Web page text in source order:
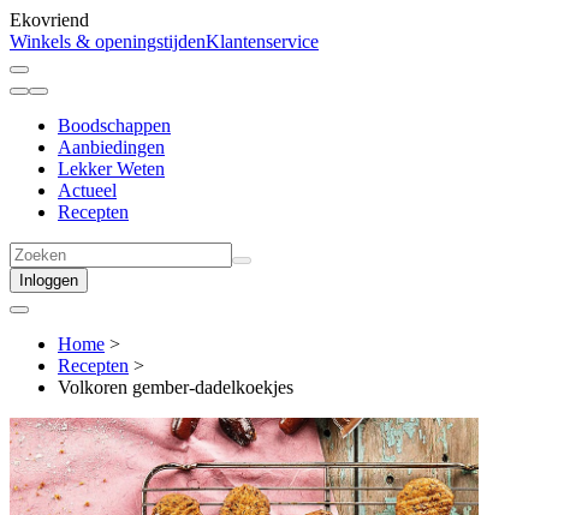
Ekovriend
Winkels & openingstijdenKlantenservice
Boodschappen
Aanbiedingen
Lekker Weten
Actueel
Recepten
Inloggen
Home >
Recepten >
Volkoren gember-dadelkoekjes